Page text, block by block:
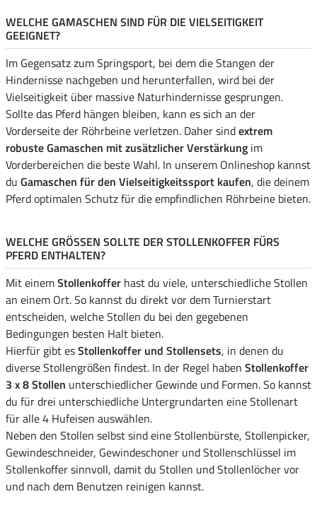
WELCHE GAMASCHEN SIND FÜR DIE VIELSEITIGKEIT
GEEIGNET?
Im Gegensatz zum Springsport, bei dem die Stangen der
Hindernisse nachgeben und herunterfallen, wird bei der
Vielseitigkeit über massive Naturhindernisse gesprungen.
Sollte das Pferd hängen bleiben, kann es sich an der
Vorderseite der Röhrbeine verletzen. Daher sindextrem
robuste Gamaschen mit zusätzlicher Verstärkung im
Vorderbereichen die beste Wahl. In unserem Onlineshop kannst
du Gamaschen für den Vielseitigkeitssport kaufen, die deinem
Pferd optimalen Schutz für die empfindlichen Röhrbeine bieten.
WELCHE GRÖSSEN SOLLTE DER STOLLENKOFFER FÜRS P
FERD ENTHALTEN?
Mit einemStollenkoffer hast du viele, unterschiedliche Stollen
an einem Ort. So kannst du direkt vor dem Turnierstart
entscheiden, welche Stollen du bei den gegebenen
Bedingungen besten Halt bieten.
Hierfür gibt esStollenkoffer und Stollensets, in denen du
diverse Stollengrößen findest. In der Regel haben Stollenkoffer
3 x 8 Stollen unterschiedlicher Gewinde und Formen. So kannst
du für drei unterschiedliche Untergrundarten eine Stollenart
für alle 4 Hufeisen auswählen.
Neben den Stollen selbst sind eine Stollenbürste, Stollenpicker,
Gewindeschneider, Gewindeschoner und Stollenschlüssel im
Stollenkoffer sinnvoll, damit du Stollen und Stollenlöcher vor
und nach dem Benutzen reinigen kannst.